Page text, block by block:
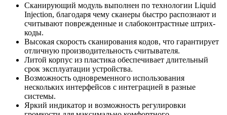
Сканирующий модуль выполнен по технологии Liquid
Injection, благодаря чему сканеры быстро распознают и
считывают поврежденные и слабоконтрастные штрих-
коды.
Высокая скорость сканирования кодов, что гарантирует
отличную производительность считывателя.
Литой корпус из пластика обеспечивает длительный
срок эксплуатации устройства.
Возможность одновременного использования
нескольких интерфейсов с интеграцией в разные
системы.
Яркий индикатор и возможность регулировки